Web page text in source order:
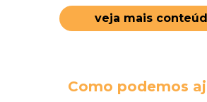
veja mais
Como podemos